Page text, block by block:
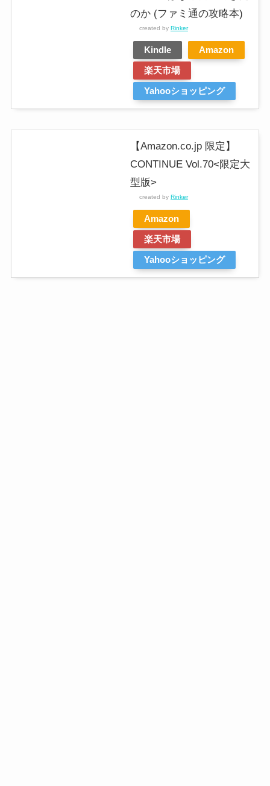
のか (ファミ通の攻略本)
created by Rinker
Kindle
Amazon
楽天市場
Yahooショッピング
【Amazon.co.jp 限定】
CONTINUE Vol.70<限定大
型版>
created by Rinker
Amazon
楽天市場
Yahooショッピング